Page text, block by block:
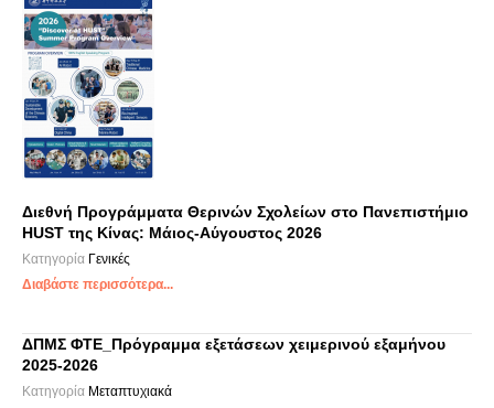
Διεθνή Προγράμματα Θερινών Σχολείων στο Πανεπιστήμιο
HUST της Κίνας: Μάιος-Αύγουστος 2026
Κατηγορία Γενικές
Διαβάστε περισσότερα...
ΔΠΜΣ ΦΤΕ_Πρόγραμμα εξετάσεων χειμερινού εξαμήνου
2025-2026
Κατηγορία Μεταπτυχιακά